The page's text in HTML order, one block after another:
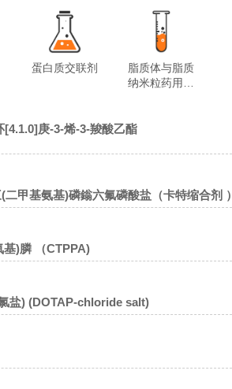
蛋白质交联剂
脂质体与脂质
纳米粒药用试
庚-3-烯-3-羧酸乙酯
三(二甲基氨基)磷鎓六氟磷酸盐（卡特缩合剂 ）
)膦 （CTPPA)
盐) (DOTAP-chloride salt)